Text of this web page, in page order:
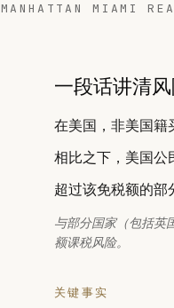
MANHATTAN MIAMI
一段话讲清
在美国，非美国籍
相比之下，美国公
超过该免税额的部
与部分国家（包括英
额课税风险。
关键事实